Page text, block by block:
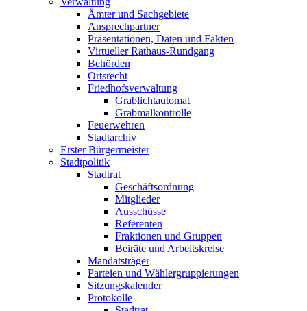
Ämter und Sachgebiete
Ansprechpartner
Präsentationen, Daten und Fakten
Virtueller Rathaus-Rundgang
Behörden
Ortsrecht
Friedhofsverwaltung
Grablichtautomat
Grabmalkontrolle
Feuerwehren
Stadtarchiv
Erster Bürgermeister
Stadtpolitik
Stadtrat
Geschäftsordnung
Mitglieder
Ausschüsse
Referenten
Fraktionen und Gruppen
Beiräte und Arbeitskreise
Mandatsträger
Parteien und Wählergruppierungen
Sitzungskalender
Protokolle